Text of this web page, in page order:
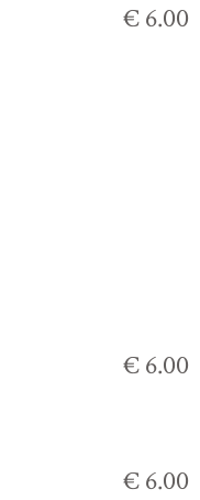
€ 6.00
€ 6.00
€ 6.00